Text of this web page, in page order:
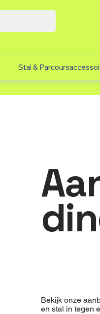
Stal &
Bekijk onze
en stal in tegen